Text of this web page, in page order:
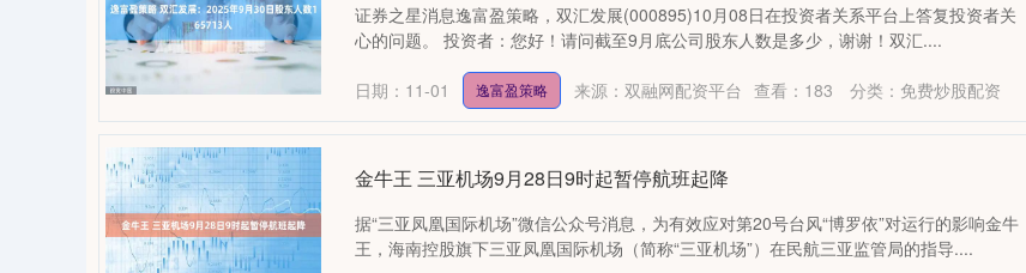
证券之星消息逸富盈策略，双汇发展(000895)10月08日在投资者关系平台上答复投资者关
心的问题。 投资者：您好！请问截至9月底公司股东人数是多少，谢谢！双汇....
日期：11-01 逸富盈策略 来源：双融网配资平台 查看： 183 分类： 免费炒股配资
金牛王 三亚机场9月28日9时起暂停航班起降
据“三亚凤凰国际机场”微信公众号消息，为有效应对第20号台风“博罗依”对运行的影响金牛
王，海南控股旗下三亚凤凰国际机场（简称“三亚机场”）在民航三亚监管局的指导....